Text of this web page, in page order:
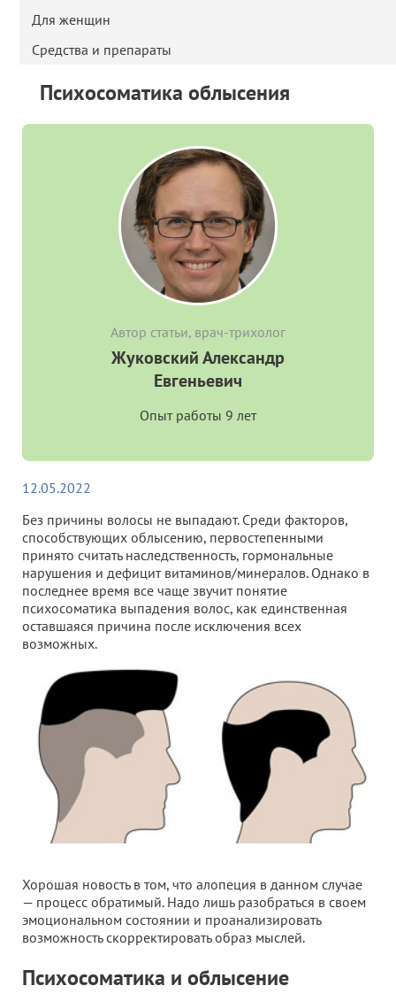
Для женщин
Средства и препараты
Психосоматика облысения
Автор статьи, врач-трихолог
Жуковский Александр
Евгеньевич
Опыт работы 9 лет
12.05.2022
Без причины волосы не выпадают. Среди факторов,
способствующих облысению, первостепенными
принято считать наследственность, гормональные
нарушения и дефицит витаминов/минералов. Однако в
последнее время все чаще звучит понятие
психосоматика выпадения волос, как единственная
оставшаяся причина после исключения всех
возможных.
Хорошая новость в том, что алопеция в данном случае
— процесс обратимый. Надо лишь разобраться в своем
эмоциональном состоянии и проанализировать
возможность скорректировать образ мыслей.
Психосоматика и облысение